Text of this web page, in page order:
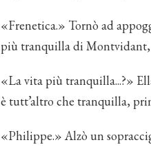
«Frenetica.» Tornò ad
più tranquilla di Montvidant,
«La vita più tranquilla...?»
è tutt’altro che tranquilla,
«Philippe.» Alzò un